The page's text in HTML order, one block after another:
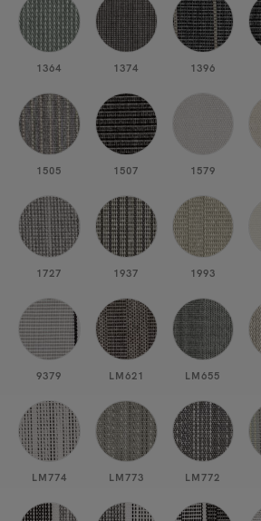
1364 1374 1396
1505 1507 1579
1727 1937 1993
9379 LM621 LM655
LM774 LM773 LM772